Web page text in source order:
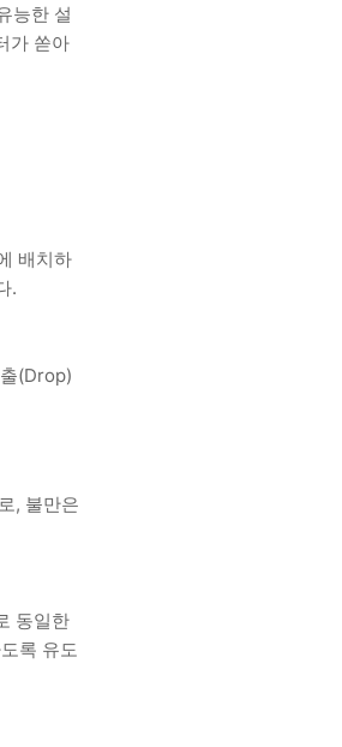
능한 설
가 쏟아
배치하
.
(Drop)
, 불만은
동일한
록 유도